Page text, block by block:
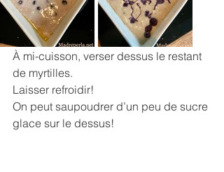
À mi-cuisson, verser dessus le restant
de myrtilles.
Laisser refroidir!
On peut saupoudrer d’un peu de sucre
glace sur le dessus!